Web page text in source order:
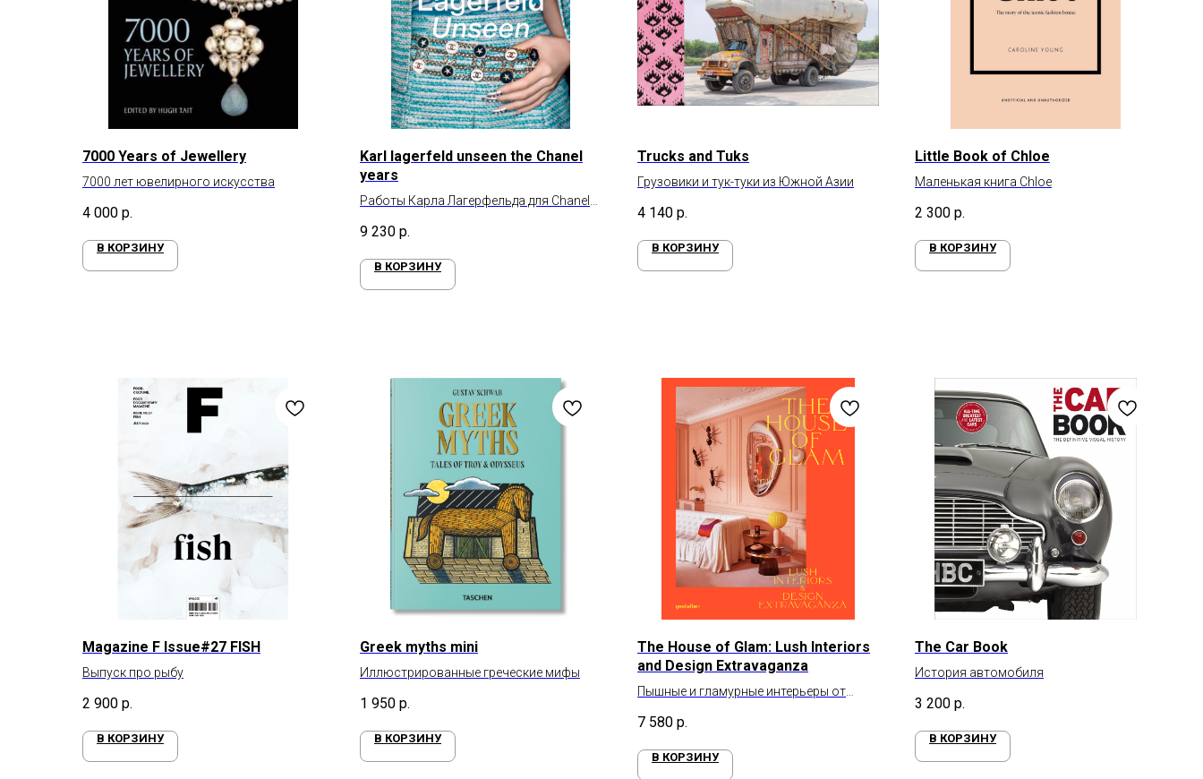
7000 Years of Jewellery
7000 лет ювелирного искусства
4 000 р.
В КОРЗИНУ
Karl lagerfeld unseen the Сhanel
years
Работы Карла Лагерфельда для Chanel
Фэйрера
9 230 р.
В КОРЗИНУ
Trucks and Tuks
Грузовики и тук-туки из Южной Азии
4 140 р.
В КОРЗИНУ
Little Book of Chloe
Маленькая книга Chloe
2 300 р.
В КОРЗИНУ
Magazine F Issue#27 FISH
Выпуск про рыбу
2 900 р.
В КОРЗИНУ
Greek myths mini
Иллюстрированные греческие мифы
1 950 р.
В КОРЗИНУ
The House of Glam: Lush Interiors
and Design Extravaganza
Пышные и гламурные интерьеры от
7 580 р.
В КОРЗИНУ
The Car Book
История автомобиля
3 200 р.
В КОРЗИНУ